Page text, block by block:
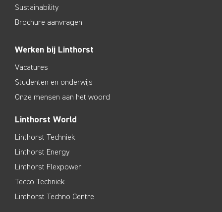
Sustainability
Brochure aanvragen
Werken bij Linthorst
Vacatures
Studenten en onderwijs
Onze mensen aan het woord
Linthorst World
Linthorst Techniek
Linthorst Energy
Linthorst Flexpower
Tecco Techniek
Linthorst Techno Centre